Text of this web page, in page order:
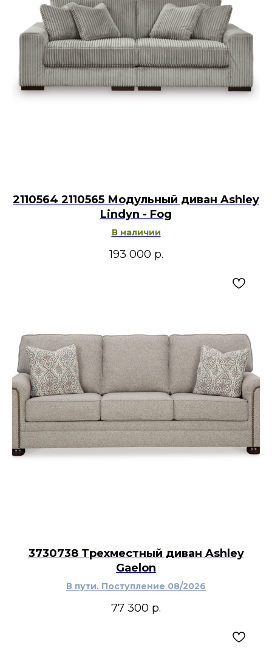
2110564 2110565 Модульный диван Ashley
Lindyn - Fog
В наличии
193 000 р.
3730738 Трехместный диван Ashley
Gaelon
В пути. Поступление 08/2026
77 300 р.